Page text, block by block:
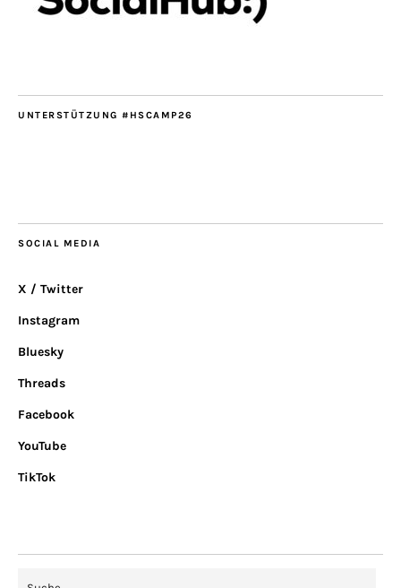
UNTERSTÜTZUNG #HSCAMP26
SOCIAL MEDIA
X / Twitter
Instagram
Bluesky
Threads
Facebook
YouTube
TikTok